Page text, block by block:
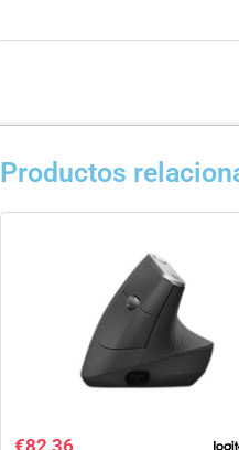
Productos
€82,36